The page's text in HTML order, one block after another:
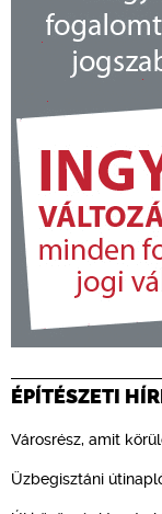
ÉPÍTÉSZETI
Városrész, amit
Üzbegisztáni